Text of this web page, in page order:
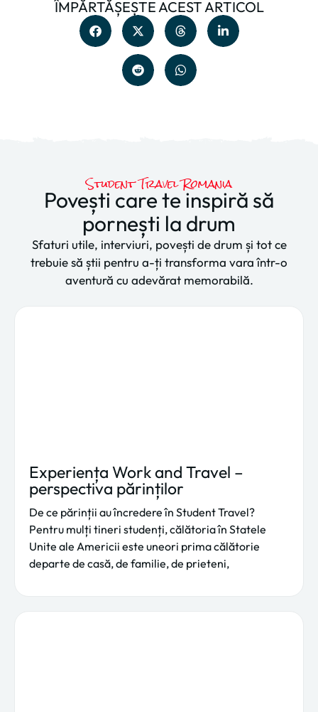
ÎMPĂRTĂȘEȘTE ACEST ARTICOL
Student Travel Romania
Povești care te inspiră să
pornești la drum
Sfaturi utile, interviuri, povești de drum și tot ce
trebuie să știi pentru a-ți transforma vara într-o
aventură cu adevărat memorabilă.
Experiența Work and Travel –
perspectiva părinților
De ce părinții au încredere în Student Travel?
Pentru mulți tineri studenți, călătoria în Statele
Unite ale Americii este uneori prima călătorie
departe de casă, de familie, de prieteni,